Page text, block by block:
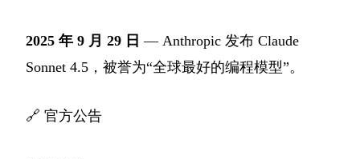
2025 年 9 月 29 日 — Anthropic 发布 Claude
Sonnet 4.5，被誉为“全球最好的编程模型”。
🔗 官方公告